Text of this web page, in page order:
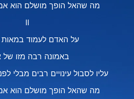
מה שהאל הופך מושלם הוא
II
על האדם לעמוד במאות
באמונה רבה מזו של
עליו לסבול עינויים רבים מבלי
מה שהאל הופך מושלם הוא